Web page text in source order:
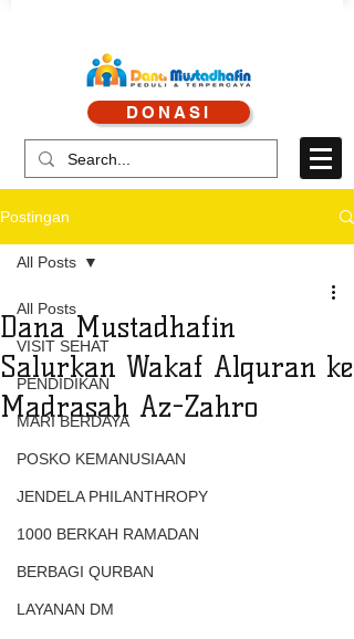
CALL CENTRE : 0878
CALL LAYANAN : 0813
DONASI
Postingan
All Posts
VISIT SEHAT
PENDIDIKAN
MARI BERDAYA
POSKO KEMANUSIAAN
JENDELA PHILANTHROPY
1000 BERKAH RAMADAN
BERBAGI QURBAN
LAYANAN DM
All Posts
Dana Mustadhafin
Salurkan Wakaf Alquran ke
Madrasah Az-Zahro